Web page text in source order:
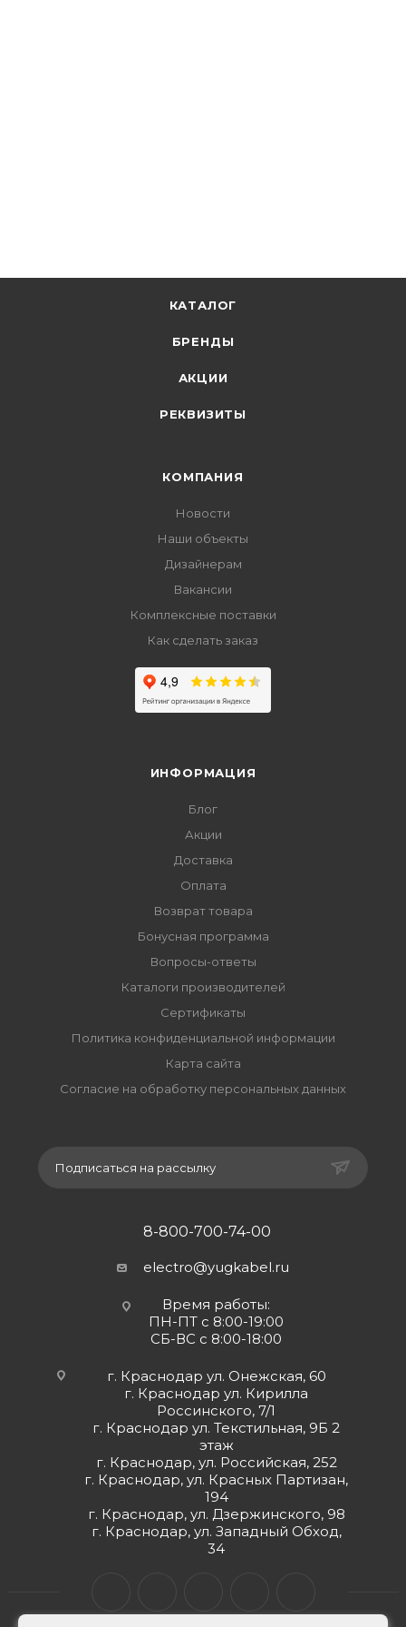
КАТАЛОГ
БРЕНДЫ
АКЦИИ
РЕКВИЗИТЫ
КОМПАНИЯ
Новости
Наши объекты
Дизайнерам
Вакансии
Комплексные поставки
Как сделать заказ
ИНФОРМАЦИЯ
Блог
Акции
Доставка
Оплата
Возврат товара
Бонусная программа
Вопросы-ответы
Каталоги производителей
Сертификаты
Политика конфиденциальной информации
Карта сайта
Согласие на обработку персональных данных
Подписаться на рассылку
8-800-700-74-00
electro@yugkabel.ru
Время работы:
ПН-ПТ с 8:00-19:00
СБ-ВС с 8:00-18:00
г. Краснодар ул. Онежская, 60
г. Краснодар ул. Кирилла
Россинского, 7/1
г. Краснодар ул. Текстильная, 9Б 2
этаж
г. Краснодар, ул. Российская, 252
г. Краснодар, ул. Красных Партизан,
194
г. Краснодар, ул. Дзержинского, 98
г. Краснодар, ул. Западный Обход,
34